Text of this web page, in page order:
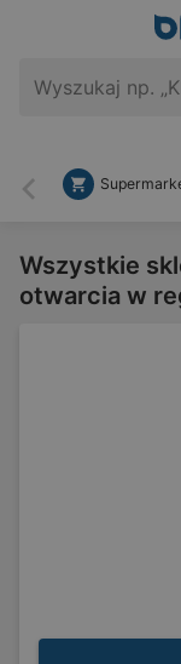
Wstecz
Wszystkie
otwarcia w